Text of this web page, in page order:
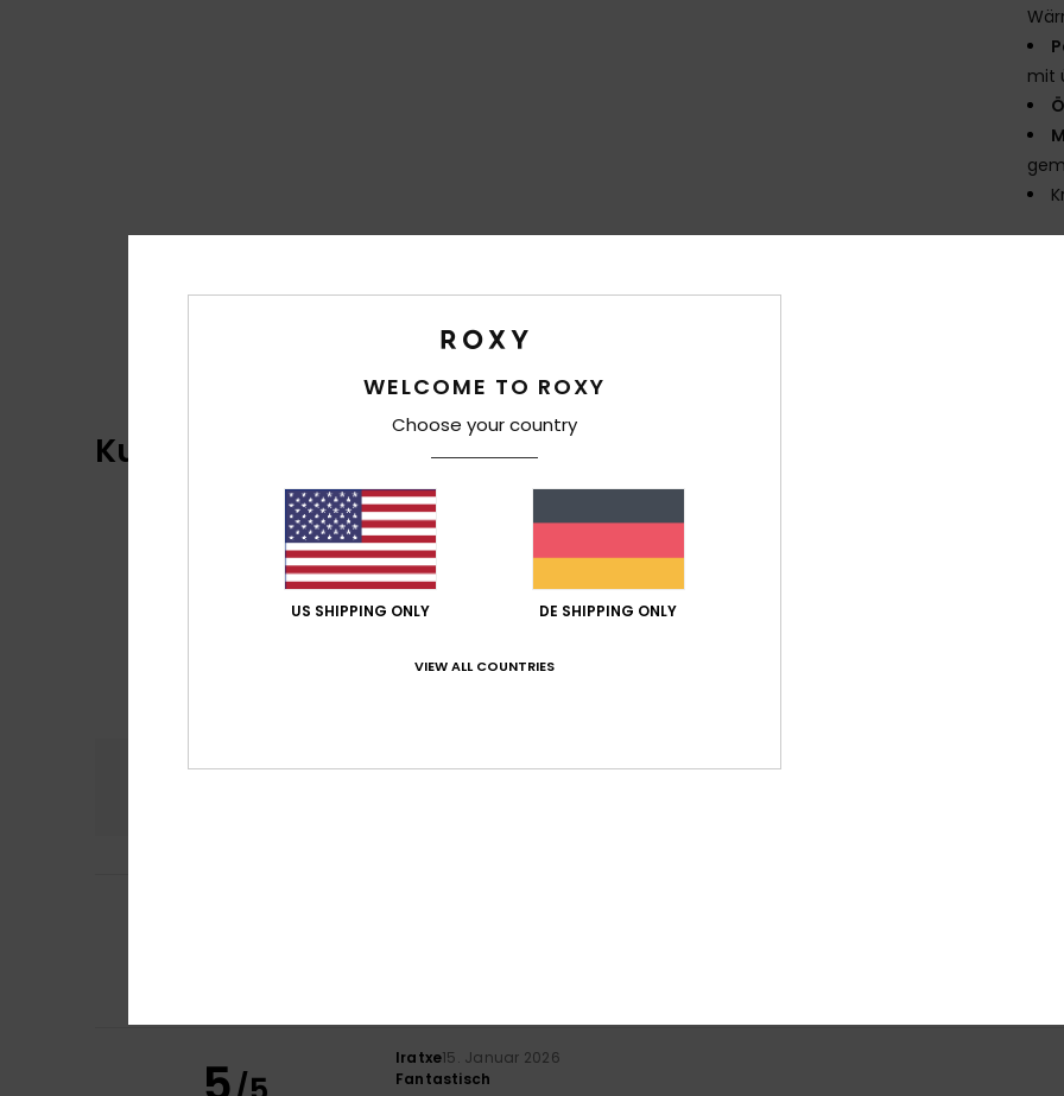
mit
Kundenbewertungen
Komfort
Preis-Leistungs-Verhältnis
Iratxe15. Januar 2026
Fantastisch
WELCOME TO ROXY
Choose your country
US SHIPPING ONLY DE SHIPPING ONLY
VIEW ALL COUNTRIES